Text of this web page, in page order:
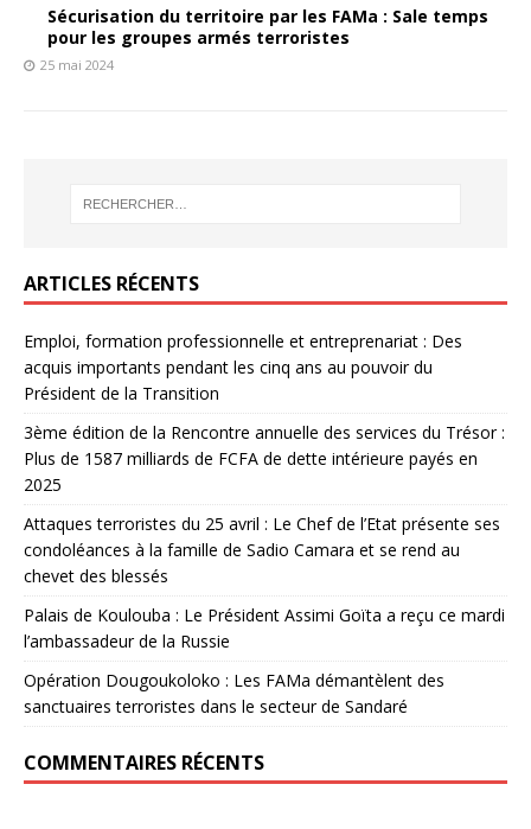
Sécurisation du territoire par les FAMa : Sale temps
pour les groupes armés terroristes
25 mai 2024
ARTICLES RÉCENTS
Emploi, formation professionnelle et entreprenariat : Des
acquis importants pendant les cinq ans au pouvoir du
Président de la Transition
3ème édition de la Rencontre annuelle des services du Trésor :
Plus de 1587 milliards de FCFA de dette intérieure payés en
2025
Attaques terroristes du 25 avril : Le Chef de l’Etat présente ses
condoléances à la famille de Sadio Camara et se rend au
chevet des blessés
Palais de Koulouba : Le Président Assimi Goïta a reçu ce mardi
l’ambassadeur de la Russie
Opération Dougoukoloko : Les FAMa démantèlent des
sanctuaires terroristes dans le secteur de Sandaré
COMMENTAIRES RÉCENTS